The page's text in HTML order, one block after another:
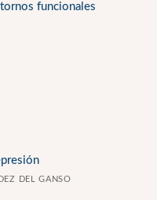
funcionales
DEL GANSO